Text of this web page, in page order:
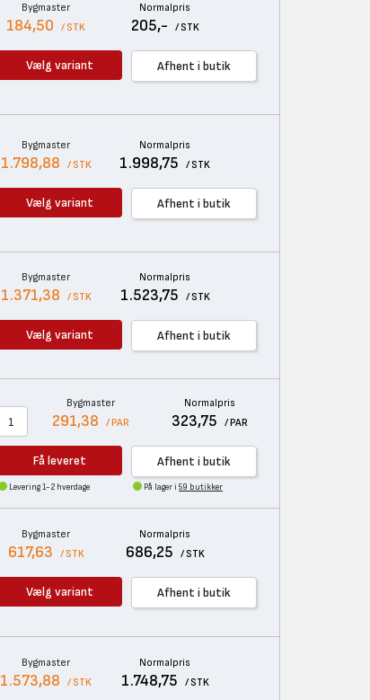
Bygmaster
184,50 / STK
Normalpris
205,- / STK
Vælg variant Afhent i butik
Bygmaster
1.798,88 / STK
Normalpris
1.998,75 / STK
Vælg variant Afhent i butik
Bygmaster
1.371,38 / STK
Normalpris
1.523,75 / STK
Vælg variant Afhent i butik
Bygmaster
291,38 / PAR
Normalpris
323,75 / PAR
Få leveret Afhent i butik
Levering 1-2 hverdage På lager i 59 butikker
Bygmaster
617,63 / STK
Normalpris
686,25 / STK
Vælg variant Afhent i butik
Bygmaster
1.573,88 / STK
Normalpris
1.748,75 / STK